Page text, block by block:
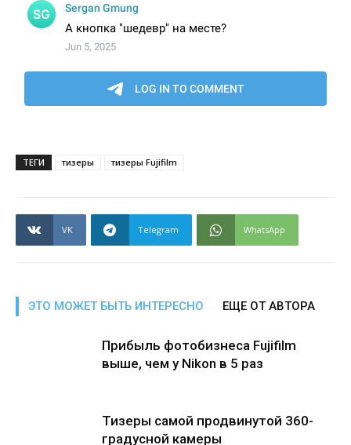
ТЕГИ тизеры тизеры Fujifilm
VK Telegram WhatsApp
ЭТО МОЖЕТ БЫТЬ ИНТЕРЕСНО ЕЩЕ ОТ АВТОРА
Прибыль фотобизнеса Fujifilm
выше, чем у Nikon в 5 раз
Тизеры самой продвинутой 360-
градусной камеры